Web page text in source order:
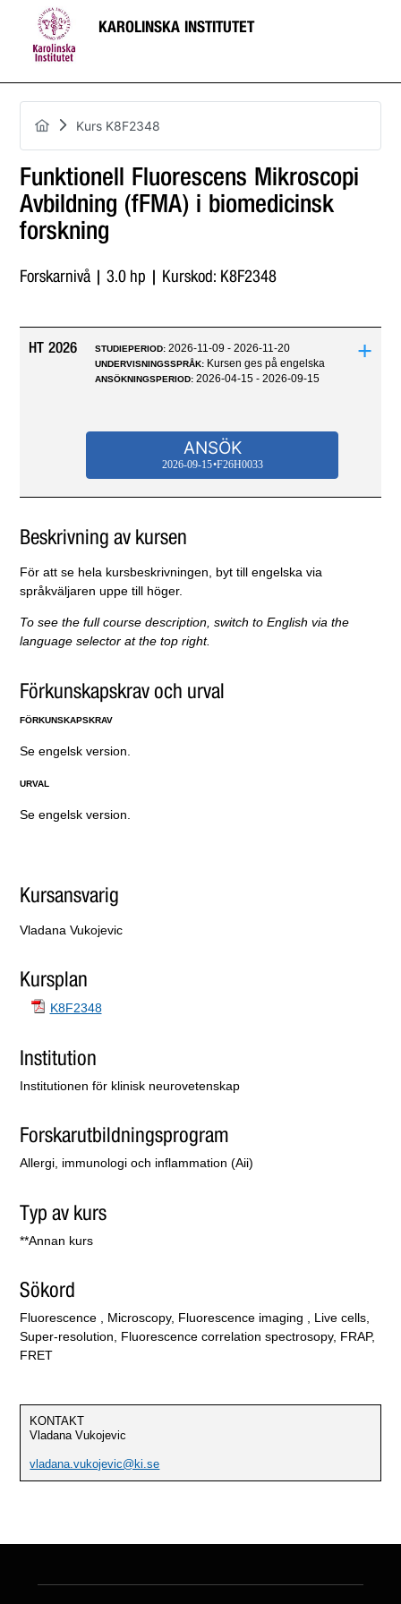
KAROLINSKA INSTITUTET
Kurs K8F2348
Funktionell Fluorescens Mikroscopi
Avbildning (fFMA) i biomedicinsk
forskning
Forskarnivå | 3.0 hp | Kurskod: K8F2348
HT 2026 STUDIEPERIOD:2026-11-09 - 2026-11-20
UNDERVISNINGSSPRÅK: Kursen ges på engelska
ANSÖKNINGSPERIOD:2026-04-15 - 2026-09-15
ANSÖK
2026-09-15 F26H0033
+
Beskrivning av kursen
För att se hela kursbeskrivningen, byt till engelska via
språkväljaren uppe till höger.
To see the full course description, switch to English via the
language selector at the top right.
Förkunskapskrav och urval
FÖRKUNSKAPSKRAV
Se engelsk version.
URVAL
Se engelsk version.
Kursansvarig
Vladana Vukojevic
Kursplan
K8F2348
Institution
Institutionen för klinisk neurovetenskap
Forskarutbildningsprogram
Allergi, immunologi och inflammation (Aii)
Typ av kurs
**Annan kurs
Sökord
Fluorescence , Microscopy, Fluorescence imaging , Live cells,
Super-resolution, Fluorescence correlation spectrosopy, FRAP,
FRET
KONTAKT
Vladana Vukojevic
vladana.vukojevic@ki.se